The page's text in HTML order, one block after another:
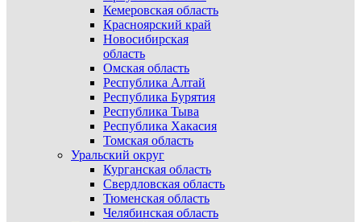
Кемеровская область
Красноярский край
Новосибирская
область
Омская область
Республика Алтай
Республика Бурятия
Республика Тыва
Республика Хакасия
Томская область
Уральский округ
Курганская область
Свердловская область
Тюменская область
Челябинская область